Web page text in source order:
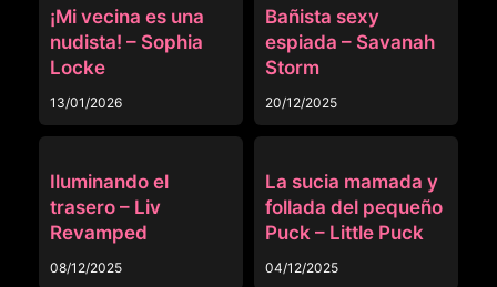
¡Mi vecina es una
nudista! – Sophia
Locke
13/01/2026
Bañista sexy
espiada – Savanah
Storm
20/12/2025
Iluminando el
trasero – Liv
Revamped
08/12/2025
La sucia mamada y
follada del pequeño
Puck – Little Puck
04/12/2025